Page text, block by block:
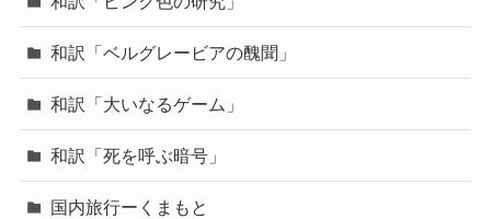
和訳「ベルグレービアの醜聞」
和訳「大いなるゲーム」
和訳「死を呼ぶ暗号」
国内旅行ーくまもと